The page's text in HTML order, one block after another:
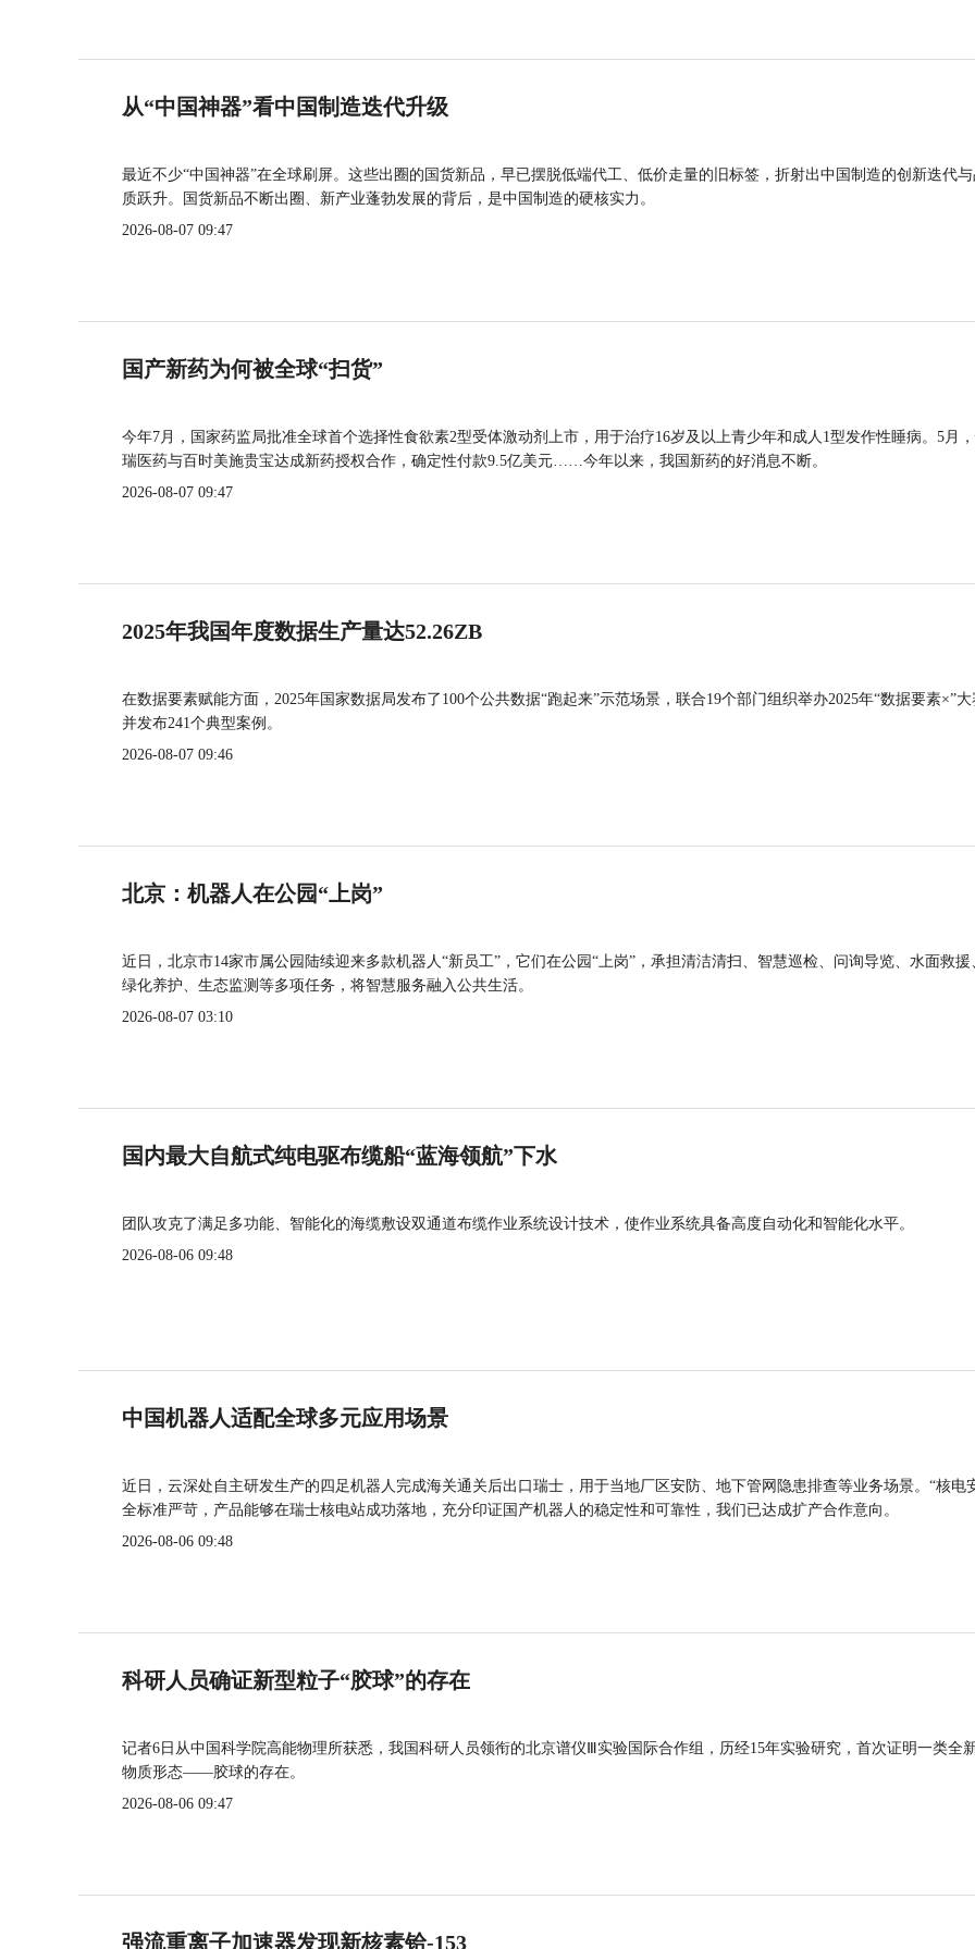
从“中国神器”看中国制造迭代升级
最近不少“中国神器”在全球刷屏。这些出圈的国货新品，早已摆脱低端代工、低价走量的旧标签，折射出中国制造的创新迭代
质跃升。国货新品不断出圈、新产业蓬勃发展的背后，是中国制造的硬核实力。
2026-08-07 09:47
国产新药为何被全球“扫货”
今年7月，国家药监局批准全球首个选择性食欲素2型受体激动剂上市，用于治疗16岁及以上青少年和成人1型发作性睡病。5月
瑞医药与百时美施贵宝达成新药授权合作，确定性付款9.5亿美元……今年以来，我国新药的好消息不断。
2026-08-07 09:47
2025年我国年度数据生产量达52.26ZB
在数据要素赋能方面，2025年国家数据局发布了100个公共数据“跑起来”示范场景，联合19个部门组织举办2025年“数据要素×”大
并发布241个典型案例。
2026-08-07 09:46
北京：机器人在公园“上岗”
近日，北京市14家市属公园陆续迎来多款机器人“新员工”，它们在公园“上岗”，承担清洁清扫、智慧巡检、问询导览、水面救援
绿化养护、生态监测等多项任务，将智慧服务融入公共生活。
2026-08-07 03:10
国内最大自航式纯电驱布缆船“蓝海领航”下水
团队攻克了满足多功能、智能化的海缆敷设双通道布缆作业系统设计技术，使作业系统具备高度自动化和智能化水平。
2026-08-06 09:48
中国机器人适配全球多元应用场景
近日，云深处自主研发生产的四足机器人完成海关通关后出口瑞士，用于当地厂区安防、地下管网隐患排查等业务场景。“核电
全标准严苛，产品能够在瑞士核电站成功落地，充分印证国产机器人的稳定性和可靠性，我们已达成扩产合作意向。
2026-08-06 09:48
科研人员确证新型粒子“胶球”的存在
记者6日从中国科学院高能物理所获悉，我国科研人员领衔的北京谱仪Ⅲ实验国际合作组，历经15年实验研究，首次证明一类全
物质形态——胶球的存在。
2026-08-06 09:47
强流重离子加速器发现新核素铪-153